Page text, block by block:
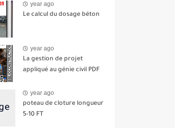
year ago
Le calcul du dosage béton
year ago
La gestion de projet
appliqué au génie civil PDF
year ago
poteau de cloture longueur
5-10 FT